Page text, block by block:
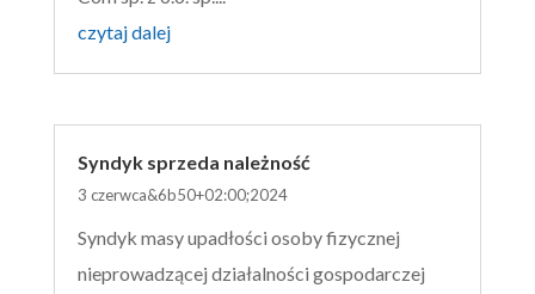
czytaj dalej
Syndyk sprzeda należność
3 czerwca&6b50+02:00;2024
Syndyk masy upadłości osoby fizycznej
nieprowadzącej działalności gospodarczej